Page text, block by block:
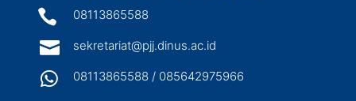
 08113865588
 sekretariat@pjj.dinus.ac.id
 08113865588 / 085642975966